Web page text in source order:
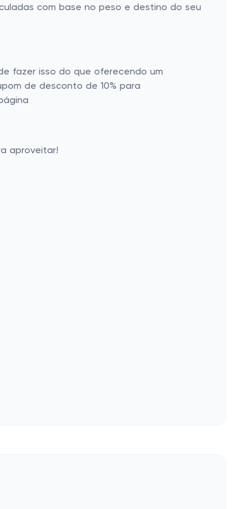
com base no peso e destino do seu
fazer isso do que oferecendo um
de desconto de 10% para
aproveitar!